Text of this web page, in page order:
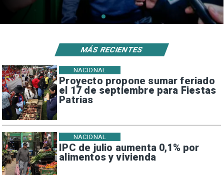
Proyecto propone sumar feriado
el 17 de septiembre para Fiestas
Patrias
NACIONAL
IPC de julio aumenta 0,1% por
alimentos y vivienda
NACIONAL
MÁS RECIENTES